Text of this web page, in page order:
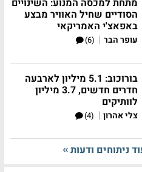
מתחת למכסה המנוע: השינויים
הסודיים שחיל האוויר מבצע
באפאצ'י האמריקאי
עופר הבר |
(6)
בורוכוב: 5.1 מיליון לארבעה
חדרים חדשים, 3.7 מיליון
לוותיקים
צלי אהרון |
(4)
ניתוחים ודעות